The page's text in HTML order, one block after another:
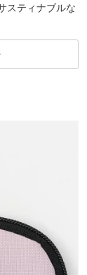
スティナブルな